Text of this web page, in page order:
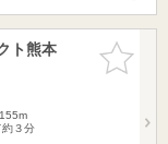
お気に入
りに追加
ト熊本
３分